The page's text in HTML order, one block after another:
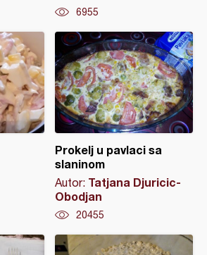
6955
Prokelj u pavlaci sa
slaninom
Autor: Tatjana Djuricic-
Obodjan
20455